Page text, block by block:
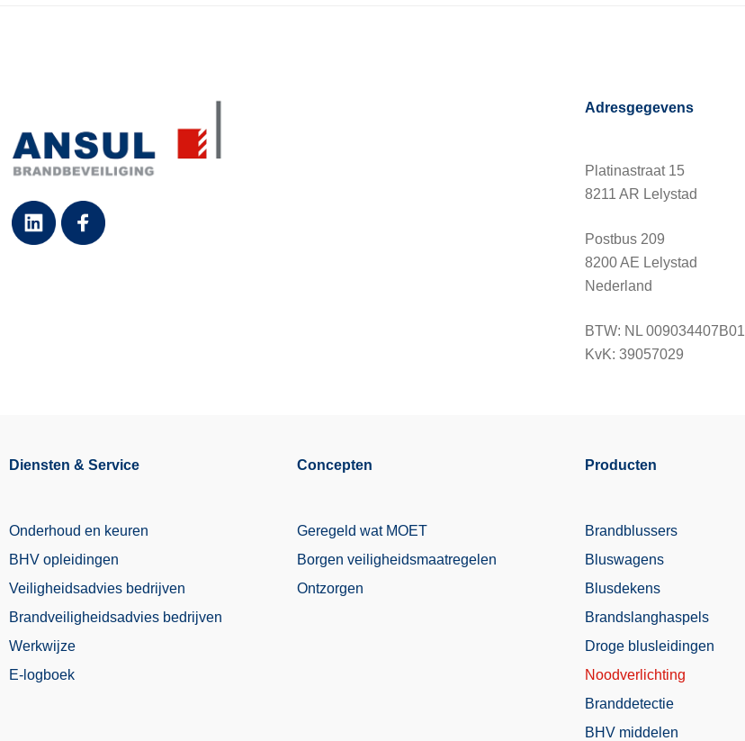
Adresgegevens
Platinastraat 15
8211 AR Lelystad
Postbus 209
8200 AE Lelystad
Nederland
BTW: NL 009034407B01
KvK: 39057029
Diensten & Service
Onderhoud en keuren
BHV opleidingen
Veiligheidsadvies bedrijven
Brandveiligheidsadvies bedrijven
Werkwijze
E-logboek
Concepten
Geregeld wat MOET
Borgen veiligheidsmaatregelen​
Ontzorgen
Producten
Brandblussers
Bluswagens
Blusdekens
Brandslanghaspels
Droge blusleidingen
Noodverlichting
Branddetectie
BHV middelen